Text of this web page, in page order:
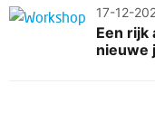
17-12-
Een rijk
nieuwe